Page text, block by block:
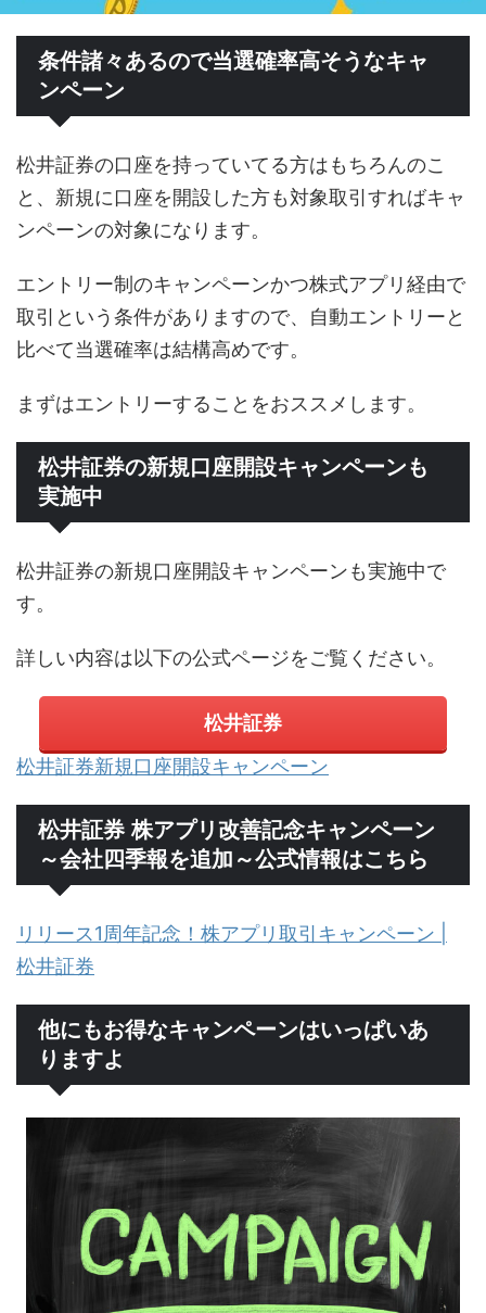
条件諸々あるので当選確率高そうなキャ
ンペーン
松井証券の口座を持っていてる方はもちろんのこ
と、新規に口座を開設した方も対象取引すればキャ
ンペーンの対象になります。
エントリー制のキャンペーンかつ株式アプリ経由で
取引という条件がありますので、自動エントリーと
比べて当選確率は結構高めです。
まずはエントリーすることをおススメします。
松井証券の新規口座開設キャンペーンも
実施中
松井証券の新規口座開設キャンペーンも実施中で
す。
詳しい内容は以下の公式ページをご覧ください。
松井証券
松井証券新規口座開設キャンペーン
松井証券 株アプリ改善記念キャンペーン
～会社四季報を追加～公式情報はこちら
リリース1周年記念！株アプリ取引キャンペーン |
松井証券
他にもお得なキャンペーンはいっぱいあ
りますよ